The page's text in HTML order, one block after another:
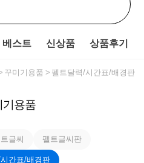
베스트 신상품 상품후기
꾸미기용품 펠트달력/시간표/배경판
기용품
글씨 펠트글씨판
간표/배경판